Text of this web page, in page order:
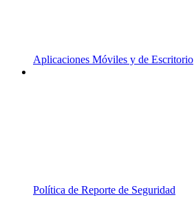
Aplicaciones Móviles y de Escritorio
Política de Reporte de Seguridad